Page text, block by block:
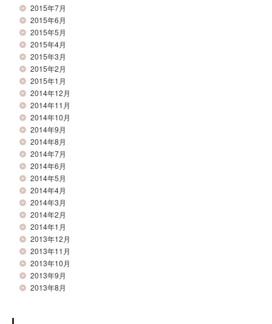
2015年7月
2015年6月
2015年5月
2015年4月
2015年3月
2015年2月
2015年1月
2014年12月
2014年11月
2014年10月
2014年9月
2014年8月
2014年7月
2014年6月
2014年5月
2014年4月
2014年3月
2014年2月
2014年1月
2013年12月
2013年11月
2013年10月
2013年9月
2013年8月